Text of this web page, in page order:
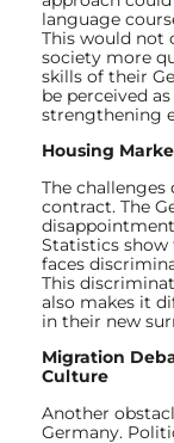
language
This would not
society more
skills of their
be perceived
strengthening
Housing
The
contract. The
Statistics show
faces
This
also makes it
in their new
Migration
Culture
Another
Germany.